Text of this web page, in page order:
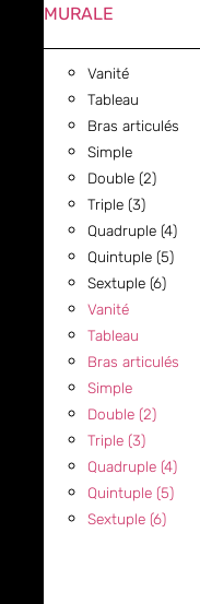
MURALE
Vanité
Tableau
Bras articulés
Simple
Double (2)
Triple (3)
Quadruple (4)
Quintuple (5)
Sextuple (6)
Vanité
Tableau
Bras articulés
Simple
Double (2)
Triple (3)
Quadruple (4)
Quintuple (5)
Sextuple (6)